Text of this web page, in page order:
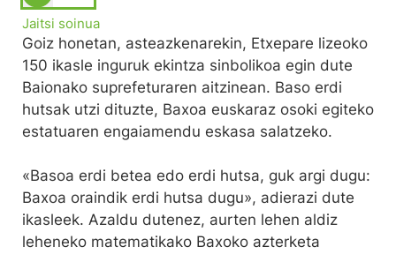
Jaitsi soinua
Goiz honetan, asteazkenarekin, Etxepare lizeoko
150 ikasle inguruk ekintza sinbolikoa egin dute
Baionako suprefeturaren aitzinean. Baso erdi
hutsak utzi dituzte, Baxoa euskaraz osoki egiteko
estatuaren engaiamendu eskasa salatzeko.
«Basoa erdi betea edo erdi hutsa, guk argi dugu:
Baxoa oraindik erdi hutsa dugu», adierazi dute
ikasleek. Azaldu dutenez, aurten lehen aldiz
leheneko matematikako Baxoko azterketa